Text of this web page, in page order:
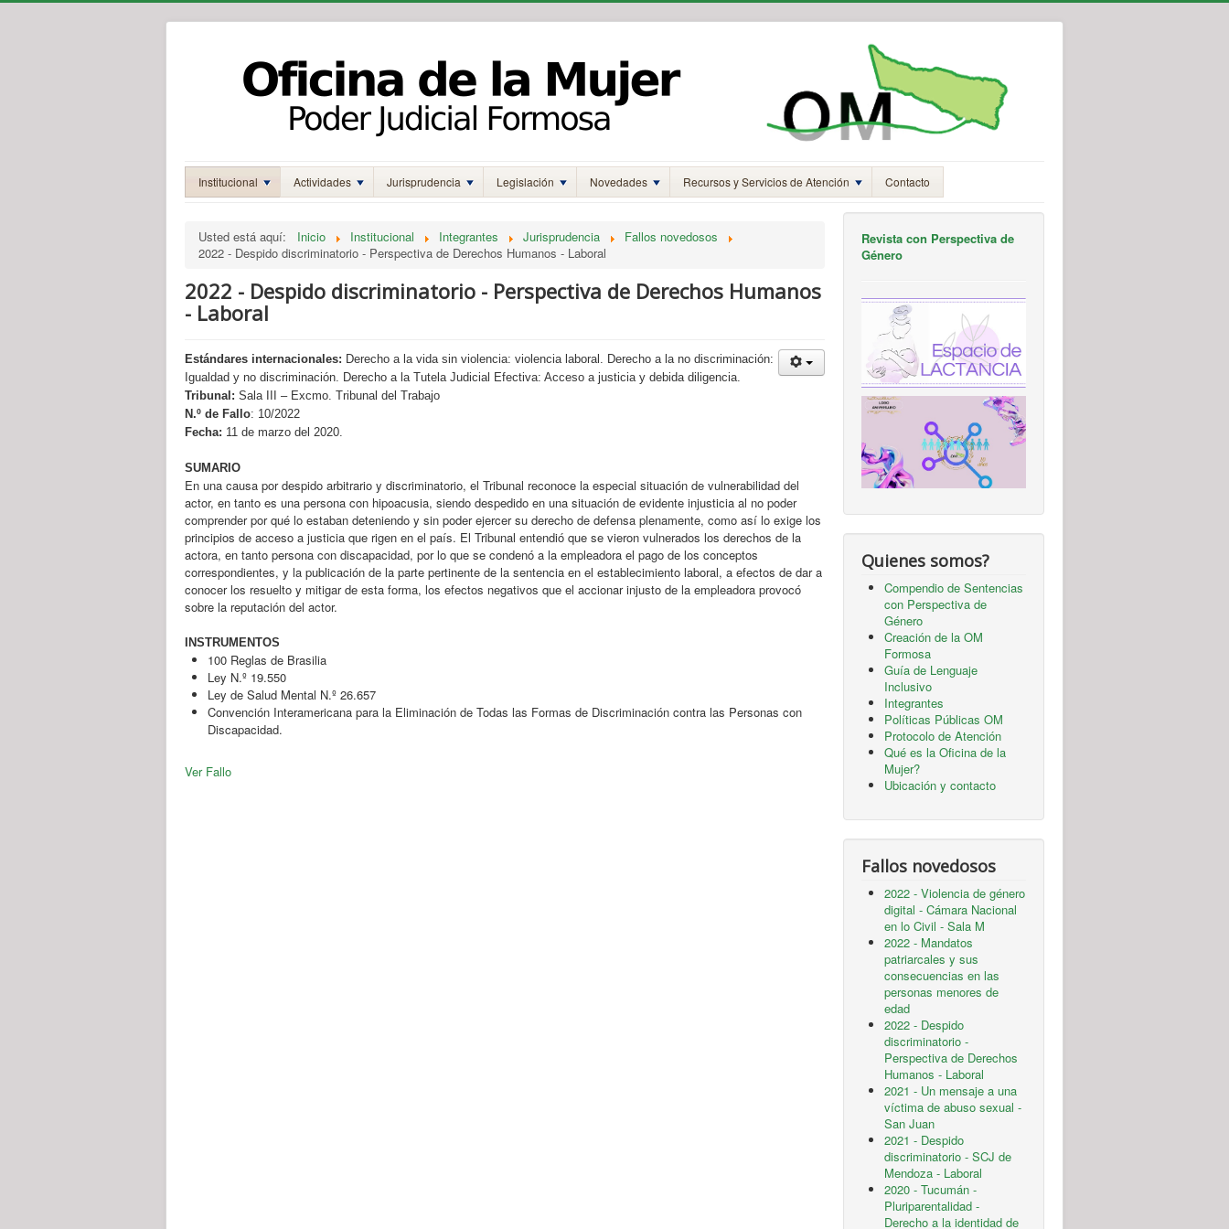
Institucional Actividades Jurisprudencia Legislación Novedades Recursos y Servicios de Atención Contacto
Usted está aquí: Inicio Institucional Integrantes Jurisprudencia
Fallos novedosos
2022 - Despido discriminatorio - Perspectiva de Derechos Humanos - Laboral
2022 - Despido discriminatorio - Perspectiva de Derechos Humanos
- Laboral
Estándares internacionales: Derecho a la vida sin violencia: violencia laboral. Derecho a la no discriminación:
Igualdad y no discriminación. Derecho a la Tutela Judicial Efectiva: Acceso a justicia y debida diligencia.
Tribunal: Sala III – Excmo. Tribunal del Trabajo
N.º de Fallo: 10/2022
Fecha: 11 de marzo del 2020.
SUMARIO
En una causa por despido arbitrario y discriminatorio, el Tribunal reconoce la especial situación de vulnerabilidad del
actor, en tanto es una persona con hipoacusia, siendo despedido en una situación de evidente injusticia al no poder
comprender por qué lo estaban deteniendo y sin poder ejercer su derecho de defensa plenamente, como así lo exige los
principios de acceso a justicia que rigen en el país. El Tribunal entendió que se vieron vulnerados los derechos de la
actora, en tanto persona con discapacidad, por lo que se condenó a la empleadora el pago de los conceptos
correspondientes, y la publicación de la parte pertinente de la sentencia en el establecimiento laboral, a efectos de dar a
conocer los resuelto y mitigar de esta forma, los efectos negativos que el accionar injusto de la empleadora provocó
sobre la reputación del actor.
INSTRUMENTOS
100 Reglas de Brasilia
Ley N.º 19.550
Ley de Salud Mental N.º 26.657
Convención Interamericana para la Eliminación de Todas las Formas de Discriminación contra las Personas con
Discapacidad.
Ver Fallo
Revista con Perspectiva de
Género
Quienes somos?
Compendio de Sentencias
con Perspectiva de
Género
Creación de la OM
Formosa
Guía de Lenguaje
Inclusivo
Integrantes
Políticas Públicas OM
Protocolo de Atención
Qué es la Oficina de la
Mujer?
Ubicación y contacto
Fallos novedosos
2022 - Violencia de género
digital - Cámara Nacional
en lo Civil - Sala M
2022 - Mandatos
patriarcales y sus
consecuencias en las
personas menores de
edad
2022 - Despido
discriminatorio -
Perspectiva de Derechos
Humanos - Laboral
2021 - Un mensaje a una
víctima de abuso sexual -
San Juan
2021 - Despido
discriminatorio - SCJ de
Mendoza - Laboral
2020 - Tucumán -
Pluriparentalidad -
Derecho a la identidad de